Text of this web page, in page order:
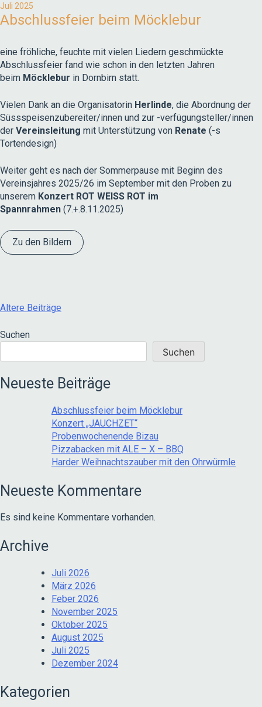
Juli 2025
Abschlussfeier beim Möcklebur
eine fröhliche, feuchte mit vielen Liedern geschmückte
Abschlussfeier fand wie schon in den letzten Jahren
beim Möcklebur in Dornbirn statt.
Vielen Dank an die Organisatorin Herlinde, die Abordnung der
Süssspeisenzubereiter/innen und zur -verfügungsteller/innen
der Vereinsleitung mit Unterstützung von Renate (-s
Tortendesign)
Weiter geht es nach der Sommerpause mit Beginn des
Vereinsjahres 2025/26 im September mit den Proben zu
unserem Konzert ROT WEISS ROT im
Spannrahmen (7.+.8.11.2025)
Zu den Bildern
Beitragsnavigation
Ältere Beiträge
Suchen
Suchen
Neueste Beiträge
Abschlussfeier beim Möcklebur
Konzert „JAUCHZET“
Probenwochenende Bizau
Pizzabacken mit ALE – X – BBQ
Harder Weihnachtszauber mit den Ohrwürmle
Neueste Kommentare
Es sind keine Kommentare vorhanden.
Archive
Juli 2026
März 2026
Feber 2026
November 2025
Oktober 2025
August 2025
Juli 2025
Dezember 2024
Kategorien